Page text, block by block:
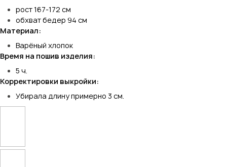
рост 167-172 см
обхват бедер 94 см
Материал:
Варёный хлопок
Время на пошив изделия:
5 ч.
Корректировки выкройки:
Убирала длину примерно 3 см.